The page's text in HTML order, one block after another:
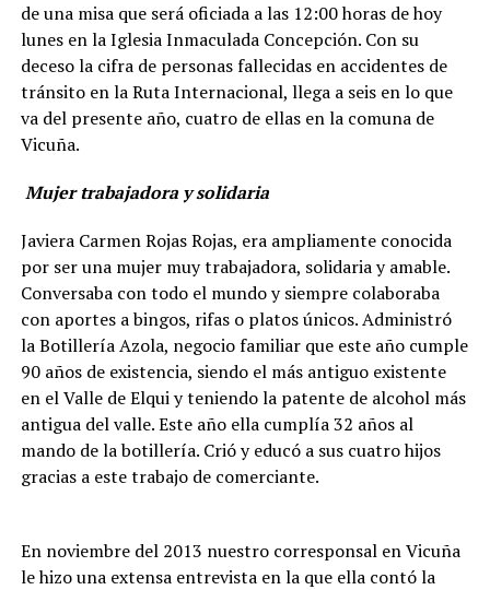
de una misa que será oficiada a las 12:00 horas de hoy
lunes en la Iglesia Inmaculada Concepción. Con su
deceso la cifra de personas fallecidas en accidentes de
tránsito en la Ruta Internacional, llega a seis en lo que
va del presente año, cuatro de ellas en la comuna de
Vicuña.
Mujer trabajadora y solidaria
Javiera Carmen Rojas Rojas, era ampliamente conocida
por ser una mujer muy trabajadora, solidaria y amable.
Conversaba con todo el mundo y siempre colaboraba
con aportes a bingos, rifas o platos únicos. Administró
la Botillería Azola, negocio familiar que este año cumple
90 años de existencia, siendo el más antiguo existente
en el Valle de Elqui y teniendo la patente de alcohol más
antigua del valle. Este año ella cumplía 32 años al
mando de la botillería. Crió y educó a sus cuatro hijos
gracias a este trabajo de comerciante.
En noviembre del 2013 nuestro corresponsal en Vicuña
le hizo una extensa entrevista en la que ella contó la